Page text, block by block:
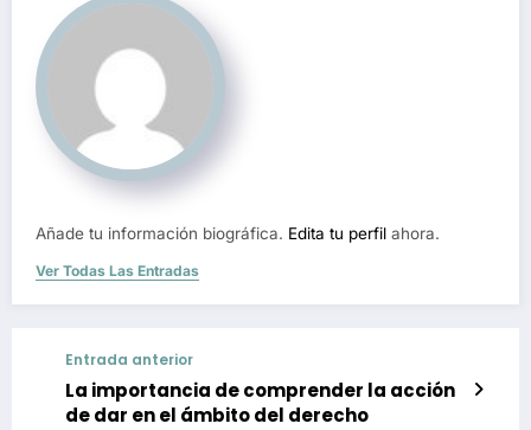
Añade tu información biográfica. Edita tu perfil ahora.
Ver Todas Las Entradas
Entrada anterior
La importancia de comprender la acción
de dar en el ámbito del derecho